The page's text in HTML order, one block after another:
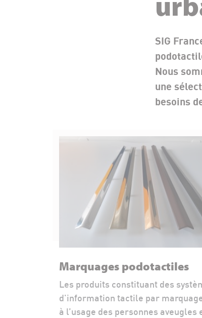
SIG
Nous
une
besoins
Marquages podotactiles
Les produits constituant des
d'information tactile par
à l’usage des personnes aveugles